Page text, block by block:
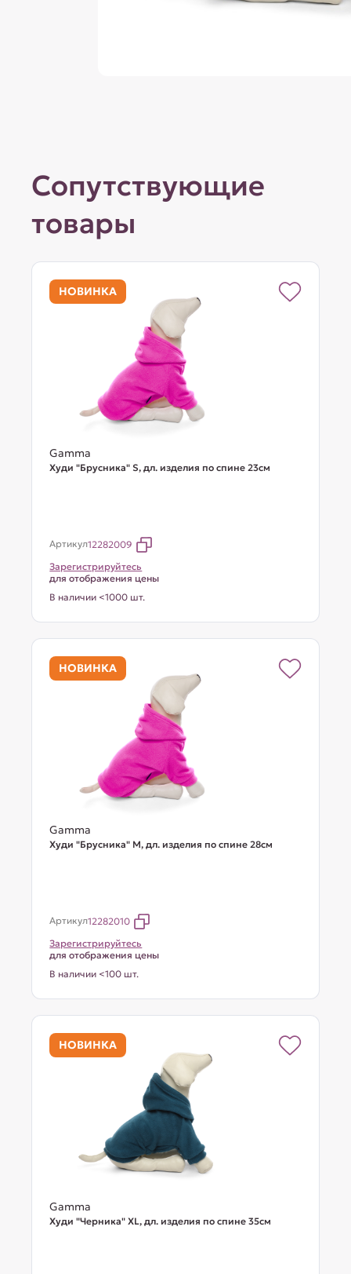
Сопутствующие
товары
НОВИНКА
Gamma
Худи "Брусника" S, дл. изделия по спине 23см
Артикул12282009
Зарегистрируйтесь
для отображения цены
В наличии <1000 шт.
НОВИНКА
Gamma
Худи "Брусника" M, дл. изделия по спине 28см
Артикул12282010
Зарегистрируйтесь
для отображения цены
В наличии <100 шт.
НОВИНКА
Gamma
Худи "Черника" XL, дл. изделия по спине 35см